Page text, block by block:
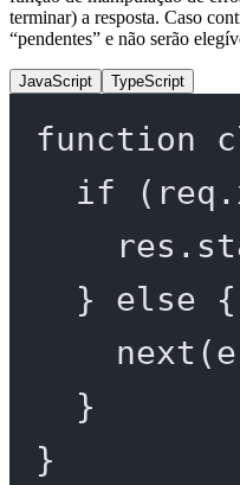
terminar) a resposta. Caso
“pendentes” e não serão
JavaScript TypeScript
function
if
res.
} else {
next
}
}